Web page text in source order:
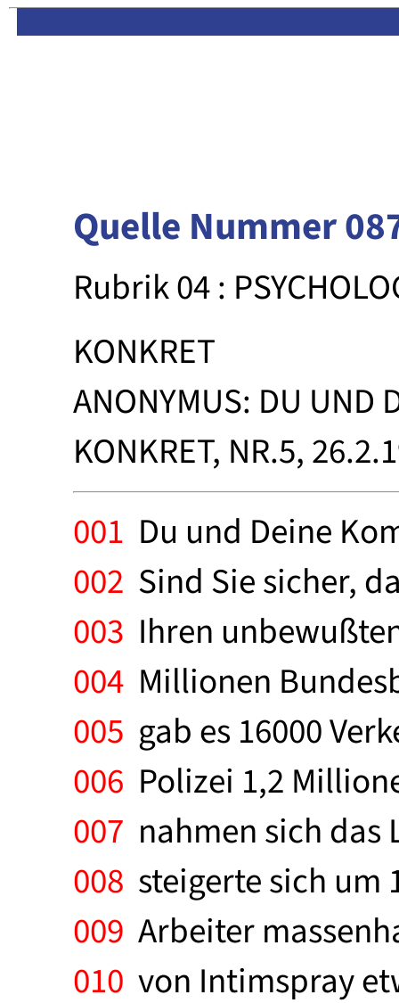
Quelle Nummer
Rubrik 04 :
KONKRET
ANONYMUS: DU UND
KONKRET, NR.5,
001 Du und Deine
002 Sind Sie sicher,
003 Ihren
004 Millionen
005 gab es 16000
006 Polizei 1,2
007 nahmen sich
008 steigerte sich um
009 Arbeiter
010 von Intimspray